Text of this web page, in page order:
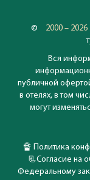
© 2000 – 2026
Вся
публичной
в отелях, в том
могут
🔏 Политика
📃Согласие на
Федеральному